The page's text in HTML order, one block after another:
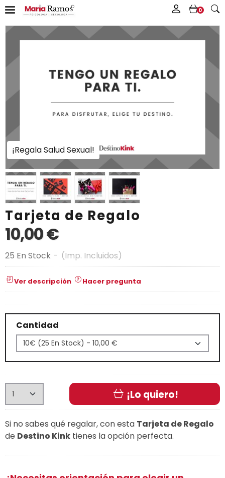
0
¡Regala Salud Sexual!
Tarjeta de Regalo
10,00 €
25 En Stock - (Imp. Incluidos)
Ver descripción Hacer pregunta
Cantidad
¡Lo quiero!
Si no sabes qué regalar, con esta Tarjeta de Regalo
de Destino Kink tienes la opción perfecta.